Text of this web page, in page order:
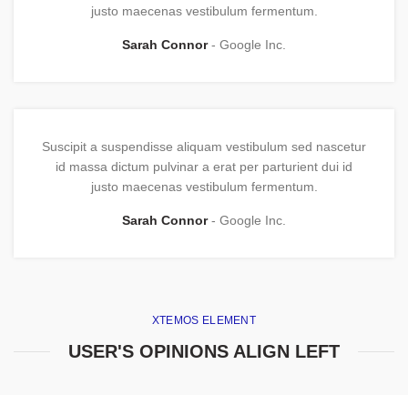
justo maecenas vestibulum fermentum.
Sarah Connor Google Inc.
Suscipit a suspendisse aliquam vestibulum sed nascetur
id massa dictum pulvinar a erat per parturient dui id
justo maecenas vestibulum fermentum.
Sarah Connor Google Inc.
XTEMOS ELEMENT
USER'S OPINIONS ALIGN LEFT